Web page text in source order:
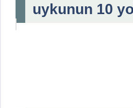
uykunun 10